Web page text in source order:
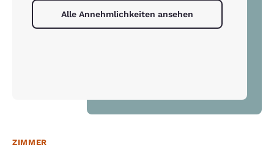
Alle Annehmlichkeiten ansehen
ZIMMER